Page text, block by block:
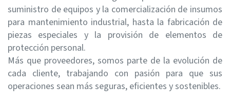
suministro de equipos y la comercialización de insumos
para mantenimiento industrial, hasta la fabricación de
piezas especiales y la provisión de elementos de
protección personal.
Más que proveedores, somos parte de la evolución de
cada cliente, trabajando con pasión para que sus
operaciones sean más seguras, eficientes y sostenibles.